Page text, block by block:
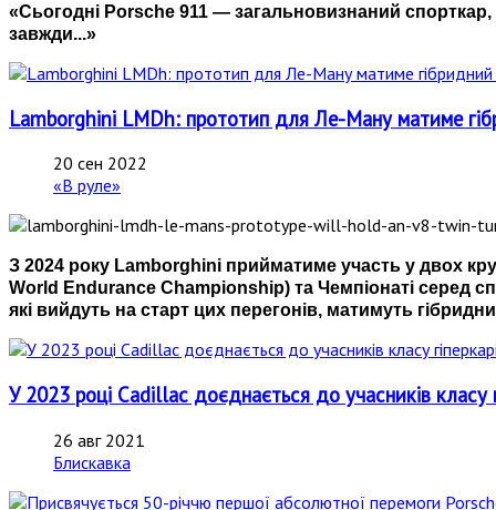
«Сьогодні Porsche 911 — загальновизнаний
завжди...»
Lamborghini LMDh: прототип для Ле-Ману матиме
20 сен 2022
«В руле»
З 2024 року Lamborghini прийматиме участь у двох
World Endurance Championship) та Чемпіонаті серед
які вийдуть на старт цих перегонів, матимуть
У 2023 році Cadillac доєднається до учасників класу
26 авг 2021
Блискавка